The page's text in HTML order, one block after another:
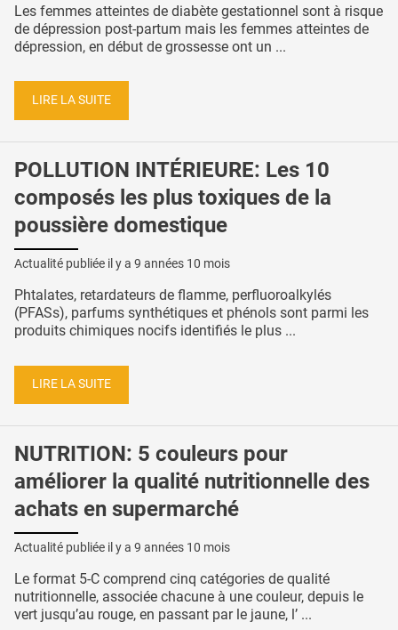
Les femmes atteintes de diabète gestationnel sont à risque
de dépression post-partum mais les femmes atteintes de
dépression, en début de grossesse ont un ...
LIRE LA SUITE
POLLUTION INTÉRIEURE: Les 10
composés les plus toxiques de la
poussière domestique
Actualité publiée il y a 9 années 10 mois
Phtalates, retardateurs de flamme, perfluoroalkylés
(PFASs), parfums synthétiques et phénols sont parmi les
produits chimiques nocifs identifiés le plus ...
LIRE LA SUITE
NUTRITION: 5 couleurs pour
améliorer la qualité nutritionnelle des
achats en supermarché
Actualité publiée il y a 9 années 10 mois
Le format 5-C comprend cinq catégories de qualité
nutritionnelle, associée chacune à une couleur, depuis le
vert jusqu’au rouge, en passant par le jaune, l’ ...